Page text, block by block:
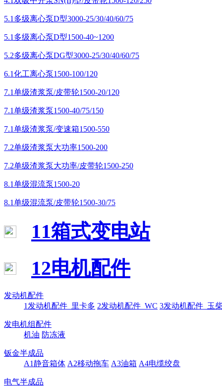
5.1多级离心泵D型3000-25/30/40/60/75
5.1多级离心泵D型1500-40~1200
5.2多级离心泵DG型3000-25/30/40/60/75
6.1化工离心泵1500-100/120
7.1单级渣浆泵/皮带轮1500-20/120
7.1单级渣浆泵1500-40/75/150
7.1单级渣浆泵/变速箱1500-550
7.2单级渣浆泵大功率1500-200
7.2单级渣浆泵大功率/皮带轮1500-250
8.1单级混流泵1500-20
8.1单级混流泵/皮带轮1500-30/75
11箱式变电站
12电机配件
发动机配件
1发动机配件_里卡多 2发动机配件_WC 3发动机配件_玉
发电机组配件
机油 防冻液
钣金半成品
A1静音箱体 A2移动拖车 A3油箱 A4电缆绞盘
电气半成品